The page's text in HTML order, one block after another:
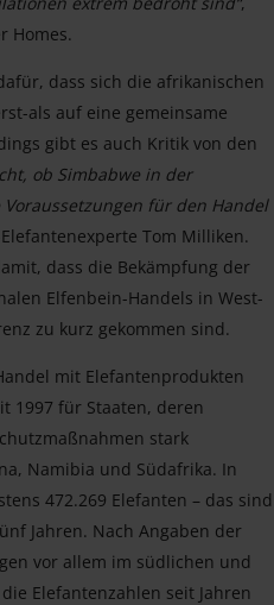
Homes.
dass sich die afrikanischen
als auf eine gemeinsame
gibt es auch Kritik von den
ob Simbabwe in der
für den Handel
Elefantenexperte Tom Milliken.
dass die Bekämpfung der
Elfenbein-Handels in West-
zu kurz gekommen sind.
mit Elefantenprodukten
1997 für Staaten, deren
stark
Namibia und Südafrika. In
472.269 Elefanten – das sind
Jahren. Nach Angaben der
vor allem im südlichen und
Elefantenzahlen seit Jahren